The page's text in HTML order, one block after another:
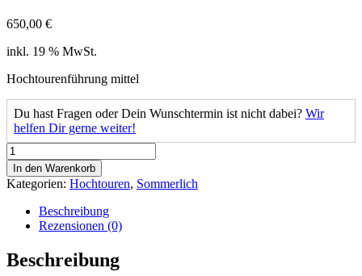
650,00 €
inkl. 19 % MwSt.
Hochtourenführung mittel
Du hast Fragen oder Dein Wunschtermin ist nicht dabei? Wir
helfen Dir gerne weiter!
STÜDL-
GRAT
-
GENUSSANSTIEG
AUF
DEN
GROSSGLOCKNER
Menge
In den Warenkorb
Kategorien: Hochtouren, Sommerlich
Beschreibung
Rezensionen (0)
Beschreibung